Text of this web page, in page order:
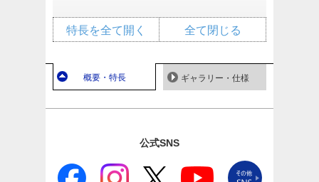
全て閉じる
特長を全て開く
概要・特長 ギャラリー・仕様
公式SNS